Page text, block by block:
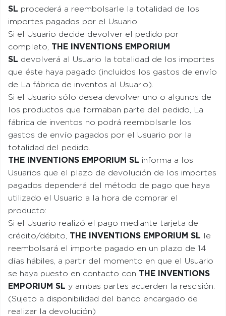
SL procederá a reembolsarle la totalidad de los
importes pagados por el Usuario.
Si el Usuario decide devolver el pedido por
completo, THE INVENTIONS EMPORIUM
SL devolverá al Usuario la totalidad de los importes
que éste haya pagado (incluidos los gastos de envío
de La fábrica de inventos al Usuario).
Si el Usuario sólo desea devolver uno o algunos de
los productos que formaban parte del pedido, La
fábrica de inventos no podrá reembolsarle los
gastos de envío pagados por el Usuario por la
totalidad del pedido.
THE INVENTIONS EMPORIUM SL informa a los
Usuarios que el plazo de devolución de los importes
pagados dependerá del método de pago que haya
utilizado el Usuario a la hora de comprar el
producto:
Si el Usuario realizó el pago mediante tarjeta de
crédito/débito, THE INVENTIONS EMPORIUM SL le
reembolsará el importe pagado en un plazo de 14
días hábiles, a partir del momento en que el Usuario
se haya puesto en contacto con THE INVENTIONS
EMPORIUM SL y ambas partes acuerden la rescisión.
(Sujeto a disponibilidad del banco encargado de
realizar la devolución)